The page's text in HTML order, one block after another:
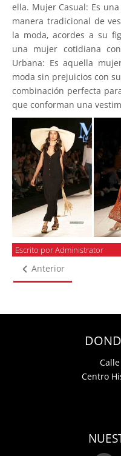
ella. Mujer Casual: Es
manera tradicional de
la moda, acordes a su
una mujer cotidiana
Urbana: Es aquella
moda sin prejuicios con
combinación perfecta
que conforman una
Escrito por Administrator
Anterior
Centro